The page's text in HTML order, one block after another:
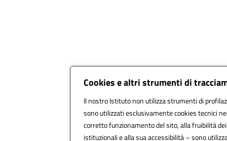
Cookies e altri strumenti di
Il nostro Istituto non utilizza strumenti di
sono utilizzati esclusivamente cookies tecnici
corretto funzionamento del sito, alla fruibilità
istituzionali e alla sua accessibilità – sono